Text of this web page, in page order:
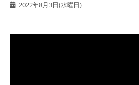
2022年8月3日(水曜日)